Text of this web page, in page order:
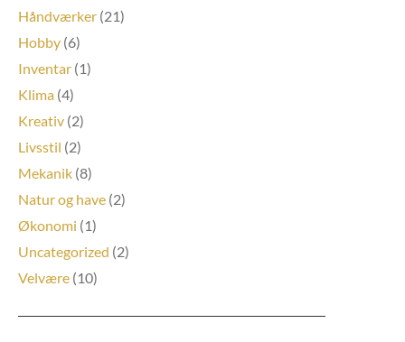
Håndværker (21)
Hobby (6)
Inventar (1)
Klima (4)
Kreativ (2)
Livsstil (2)
Mekanik (8)
Natur og have (2)
Økonomi (1)
Uncategorized (2)
Velvære (10)